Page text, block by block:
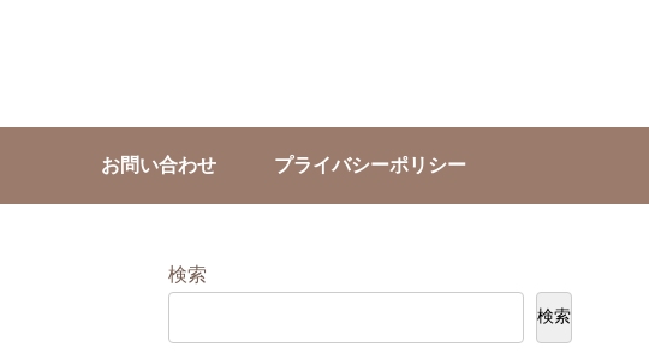
お問い合わせ プライバシーポリシー
検索
検索